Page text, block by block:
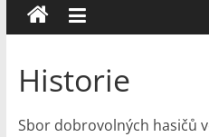
Historie
Sbor dobrovolných hasičů